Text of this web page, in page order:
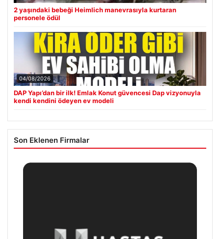
2 yaşındaki bebeği Heimlich manevrasıyla kurtaran
personele ödül
04/08/2026
DAP Yapı’dan bir ilk! Emlak Konut güvencesi Dap vizyonuyla
kendi kendini ödeyen ev modeli
Son Eklenen Firmalar